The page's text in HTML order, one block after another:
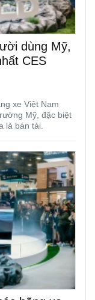
dùng Mỹ,
CES
xe Việt Nam
Mỹ, đặc biệt
là bán tải.